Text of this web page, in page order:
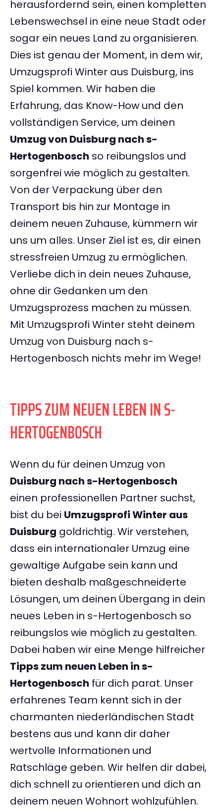
herausfordernd sein, einen kompletten
Lebenswechsel in eine neue Stadt oder
sogar ein neues Land zu organisieren.
Dies ist genau der Moment, in dem wir,
Umzugsprofi Winter aus Duisburg, ins
Spiel kommen. Wir haben die
Erfahrung, das Know-How und den
vollständigen Service, um deinen
Umzug von Duisburg nach s-
Hertogenbosch so reibungslos und
sorgenfrei wie möglich zu gestalten.
Von der Verpackung über den
Transport bis hin zur Montage in
deinem neuen Zuhause, kümmern wir
uns um alles. Unser Ziel ist es, dir einen
stressfreien Umzug zu ermöglichen.
Verliebe dich in dein neues Zuhause,
ohne dir Gedanken um den
Umzugsprozess machen zu müssen.
Mit Umzugsprofi Winter steht deinem
Umzug von Duisburg nach s-
Hertogenbosch nichts mehr im Wege!
TIPPS ZUM NEUEN LEBEN IN S-
HERTOGENBOSCH
Wenn du für deinen Umzug von
Duisburg nach s-Hertogenbosch
einen professionellen Partner suchst,
bist du bei Umzugsprofi Winter aus
Duisburg goldrichtig. Wir verstehen,
dass ein internationaler Umzug eine
gewaltige Aufgabe sein kann und
bieten deshalb maßgeschneiderte
Lösungen, um deinen Übergang in dein
neues Leben in s-Hertogenbosch so
reibungslos wie möglich zu gestalten.
Dabei haben wir eine Menge hilfreicher
Tipps zum neuen Leben in s-
Hertogenbosch für dich parat. Unser
erfahrenes Team kennt sich in der
charmanten niederländischen Stadt
bestens aus und kann dir daher
wertvolle Informationen und
Ratschläge geben. Wir helfen dir dabei,
dich schnell zu orientieren und dich an
deinem neuen Wohnort wohlzufühlen.